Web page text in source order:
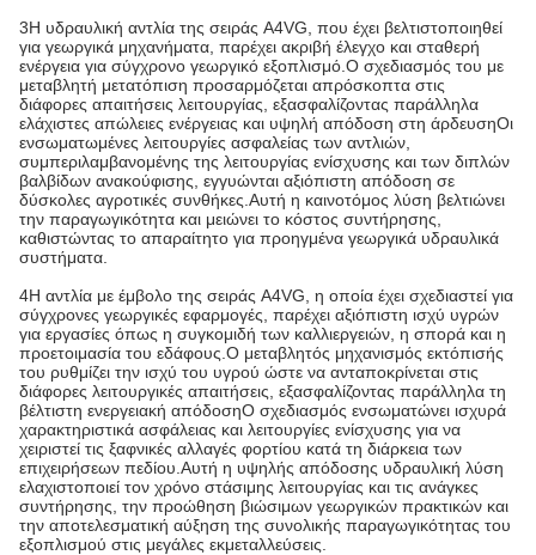
3Η υδραυλική αντλία της σειράς A4VG, που έχει βελτιστοποιηθεί
για γεωργικά μηχανήματα, παρέχει ακριβή έλεγχο και σταθερή
ενέργεια για σύγχρονο γεωργικό εξοπλισμό.Ο σχεδιασμός του με
μεταβλητή μετατόπιση προσαρμόζεται απρόσκοπτα στις
διάφορες απαιτήσεις λειτουργίας, εξασφαλίζοντας παράλληλα
ελάχιστες απώλειες ενέργειας και υψηλή απόδοση στη άρδευσηΟι
ενσωματωμένες λειτουργίες ασφαλείας των αντλιών,
συμπεριλαμβανομένης της λειτουργίας ενίσχυσης και των διπλών
βαλβίδων ανακούφισης, εγγυώνται αξιόπιστη απόδοση σε
δύσκολες αγροτικές συνθήκες.Αυτή η καινοτόμος λύση βελτιώνει
την παραγωγικότητα και μειώνει το κόστος συντήρησης,
καθιστώντας το απαραίτητο για προηγμένα γεωργικά υδραυλικά
συστήματα.
4Η αντλία με έμβολο της σειράς A4VG, η οποία έχει σχεδιαστεί για
σύγχρονες γεωργικές εφαρμογές, παρέχει αξιόπιστη ισχύ υγρών
για εργασίες όπως η συγκομιδή των καλλιεργειών, η σπορά και η
προετοιμασία του εδάφους.Ο μεταβλητός μηχανισμός εκτόπισής
του ρυθμίζει την ισχύ του υγρού ώστε να ανταποκρίνεται στις
διάφορες λειτουργικές απαιτήσεις, εξασφαλίζοντας παράλληλα τη
βέλτιστη ενεργειακή απόδοσηΟ σχεδιασμός ενσωματώνει ισχυρά
χαρακτηριστικά ασφάλειας και λειτουργίες ενίσχυσης για να
χειριστεί τις ξαφνικές αλλαγές φορτίου κατά τη διάρκεια των
επιχειρήσεων πεδίου.Αυτή η υψηλής απόδοσης υδραυλική λύση
ελαχιστοποιεί τον χρόνο στάσιμης λειτουργίας και τις ανάγκες
συντήρησης, την προώθηση βιώσιμων γεωργικών πρακτικών και
την αποτελεσματική αύξηση της συνολικής παραγωγικότητας του
εξοπλισμού στις μεγάλες εκμεταλλεύσεις.